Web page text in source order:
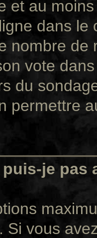
et au
dans le
nombre de
vote
du
permettre
je pas
Si vous